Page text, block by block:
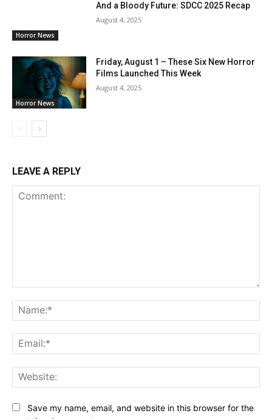
Horror News
And a Bloody Future: SDCC 2025 Recap
August 4, 2025
Horror News
Friday, August 1 – These Six New Horror
Films Launched This Week
August 4, 2025
LEAVE A REPLY
Save my name, email, and website in this browser for the